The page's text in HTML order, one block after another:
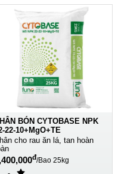
BÓN CYTOBASE NPK
22-10+MgO+TE
cho rau ăn lá, tan hoàn
đ/Bao 25kg